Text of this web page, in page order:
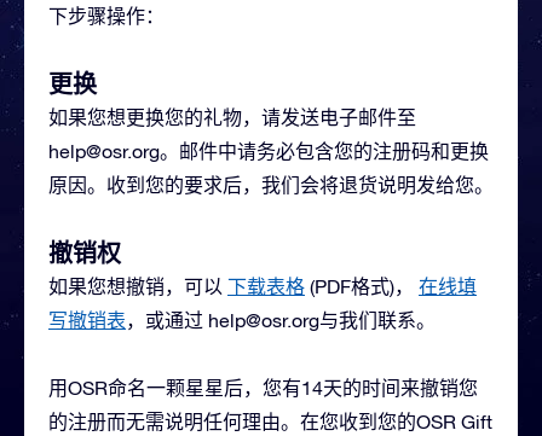
下步骤操作：
更换
如果您想更换您的礼物，请发送电子邮件至
help@osr.org。邮件中请务必包含您的注册码和更换
原因。收到您的要求后，我们会将退货说明发给您。
撤销权
如果您想撤销，可以 下载表格 (PDF格式)， 在线填
写撤销表，或通过 help@osr.org与我们联系。
用OSR命名一颗星星后，您有14天的时间来撤销您
的注册而无需说明任何理由。在您收到您的OSR Gift